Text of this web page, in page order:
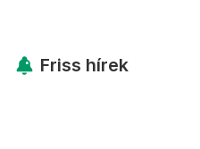
Friss hírek